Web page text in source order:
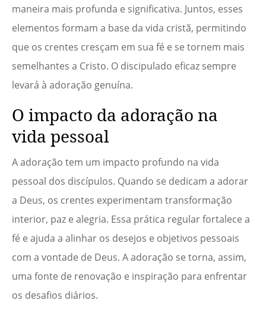
maneira mais profunda e significativa. Juntos, esses
elementos formam a base da vida cristã, permitindo
que os crentes cresçam em sua fé e se tornem mais
semelhantes a Cristo. O discipulado eficaz sempre
levará à adoração genuína.
O impacto da adoração na
vida pessoal
A adoração tem um impacto profundo na vida
pessoal dos discípulos. Quando se dedicam a adorar
a Deus, os crentes experimentam transformação
interior, paz e alegria. Essa prática regular fortalece a
fé e ajuda a alinhar os desejos e objetivos pessoais
com a vontade de Deus. A adoração se torna, assim,
uma fonte de renovação e inspiração para enfrentar
os desafios diários.